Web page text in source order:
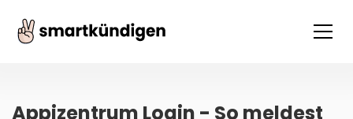
Appizentrum Login - So meldest